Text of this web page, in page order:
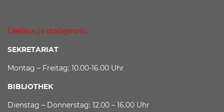
Deklaracja dostępności
SEKRETARIAT
Montag – Freitag: 10.00-16.00 Uhr
BIBLIOTHEK
Dienstag – Donnerstag: 12.00 – 16.00 Uhr